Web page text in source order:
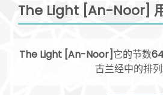
The Light [An-Noor]
The Light [An-Noor]它的节数
古兰经中的排列